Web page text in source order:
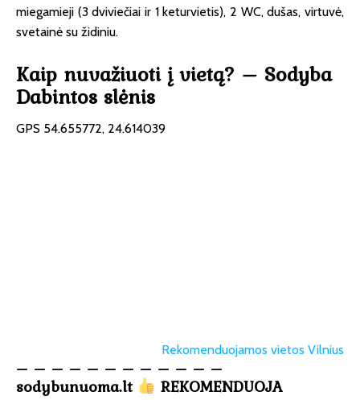
miegamieji (3 dviviečiai ir 1 keturvietis), 2 WC, dušas, virtuvė,
svetainė su židiniu.
Kaip nuvažiuoti į vietą? – Sodyba
Dabintos slėnis
GPS 54.655772, 24.614039
Rekomenduojamos vietos Vilnius
– – – – – – – – – – – –
sodybunuoma.lt
REKOMENDUOJA